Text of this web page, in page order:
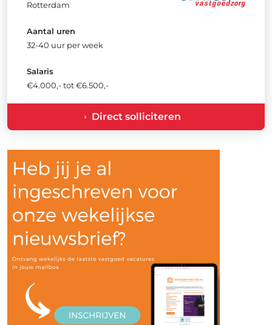
Rotterdam
Aantal uren
32-40 uur per week
Salaris
€4.000,- tot €6.500,-
Direct solliciteren